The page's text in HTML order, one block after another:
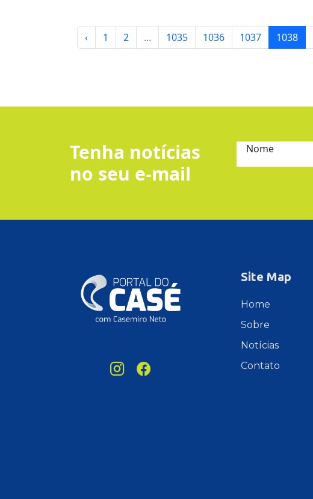
‹ 1 2 ... 1035 1036 1037 1038
Tenha notícias
no seu e-mail
Nome
Site Map
Home
Sobre
Notícias
Contato